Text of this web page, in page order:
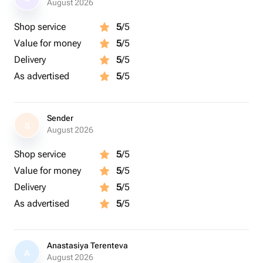
August 2026
Shop service 5/5
Value for money
5/5
Delivery
5/5
As advertised
5/5
S
Sender
August 2026
Shop service 5/5
Value for money
5/5
Delivery
5/5
As advertised
5/5
A
Anastasiya Terenteva
August 2026